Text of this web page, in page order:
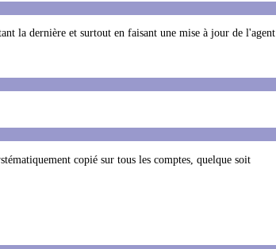
la dernière et surtout en faisant une mise à jour de l'agent
copié sur tous les comptes, quelque soit